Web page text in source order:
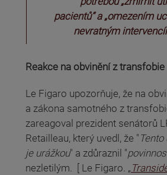
pacientů“a „omezením
nevratným
Reakce na obvinění z transfobie
Le Figaro upozorňuje, že na
a zákona samotného z
zareagoval prezident senátorů
Retailleau, který uvedl, že "
je urážkou" a zdůraznil "
nezletilým. [ Le Figaro. „